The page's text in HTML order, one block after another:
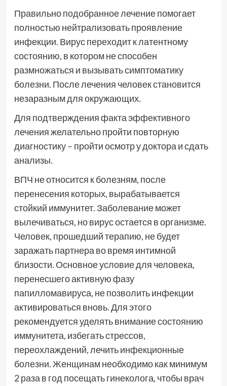
Правильно подобранное лечение помогает
полностью нейтрализовать проявление
инфекции. Вирус переходит к латентному
состоянию, в котором не способен
размножаться и вызывать симптоматику
болезни. После лечения человек становится
незаразным для окружающих.
Для подтверждения факта эффективного
лечения желательно пройти повторную
диагностику – пройти осмотр у доктора и сдать
анализы.
ВПЧ не относится к болезням, после
перенесения которых, вырабатывается
стойкий иммунитет. Заболевание может
вылечиваться, но вирус остается в организме.
Человек, прошедший терапию, не будет
заражать партнера во время интимной
близости. Основное условие для человека,
перенесшего активную фазу
папилломавируса, не позволить инфекции
активироваться вновь. Для этого
рекомендуется уделять внимание состоянию
иммунитета, избегать стрессов,
переохлаждений, лечить инфекционные
болезни. Женщинам необходимо как минимум
2 раза в год посещать гинеколога, чтобы врач